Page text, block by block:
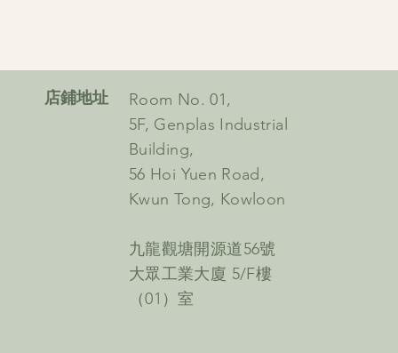
​店鋪地址
Room No. 01,
5F, Genplas Industrial
Building,
56 Hoi Yuen Road,
Kwun Tong, Kowloon
九龍觀塘開源道56號
大眾工業大廈 5/F樓
（01）室